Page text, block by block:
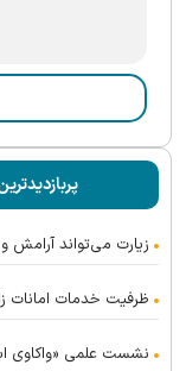
زیارت می‌تواند آرامش
ظرفیت خدمات امانات
نشست علمی «واکاوی